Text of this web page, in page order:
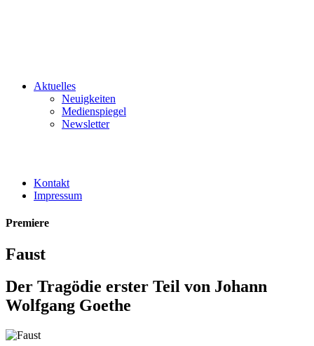
Aktuelles
Neuigkeiten
Medienspiegel
Newsletter
Kontakt
Impressum
Premiere
Faust
Der Tragödie erster Teil von Johann
Wolfgang Goethe